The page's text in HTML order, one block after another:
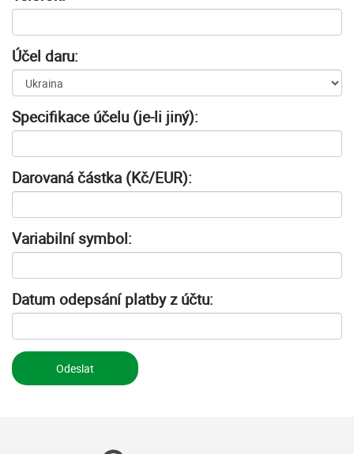
Účel daru:
Specifikace účelu (je-li jiný):
Darovaná částka (Kč/EUR):
Variabilní symbol:
Datum odepsání platby z účtu:
Odeslat